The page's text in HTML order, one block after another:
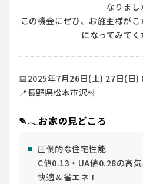
なりまし
この機会にぜひ、お施主様が
になってみてく
📅2025年7月26日(土) 27日(日)
📍長野県松本市沢村
✎𓂃お家の見どころ
圧倒的な住宅性能
C値0.13・UA値0.28の高
快適＆省エネ！